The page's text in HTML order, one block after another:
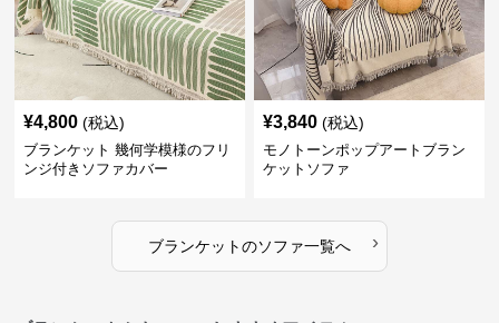
¥4,800 (税込)
ブランケット 幾何学模様のフリ
ンジ付きソファカバー
¥3,840 (税込)
モノトーンポップアートブラン
ケットソファ
ブランケットのソファ一覧へ ›